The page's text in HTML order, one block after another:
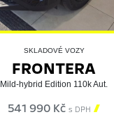
SKLADOVÉ VOZY
FRONTERA
Mild-hybrid Edition 110k Aut.
541 990 Kč s DPH 